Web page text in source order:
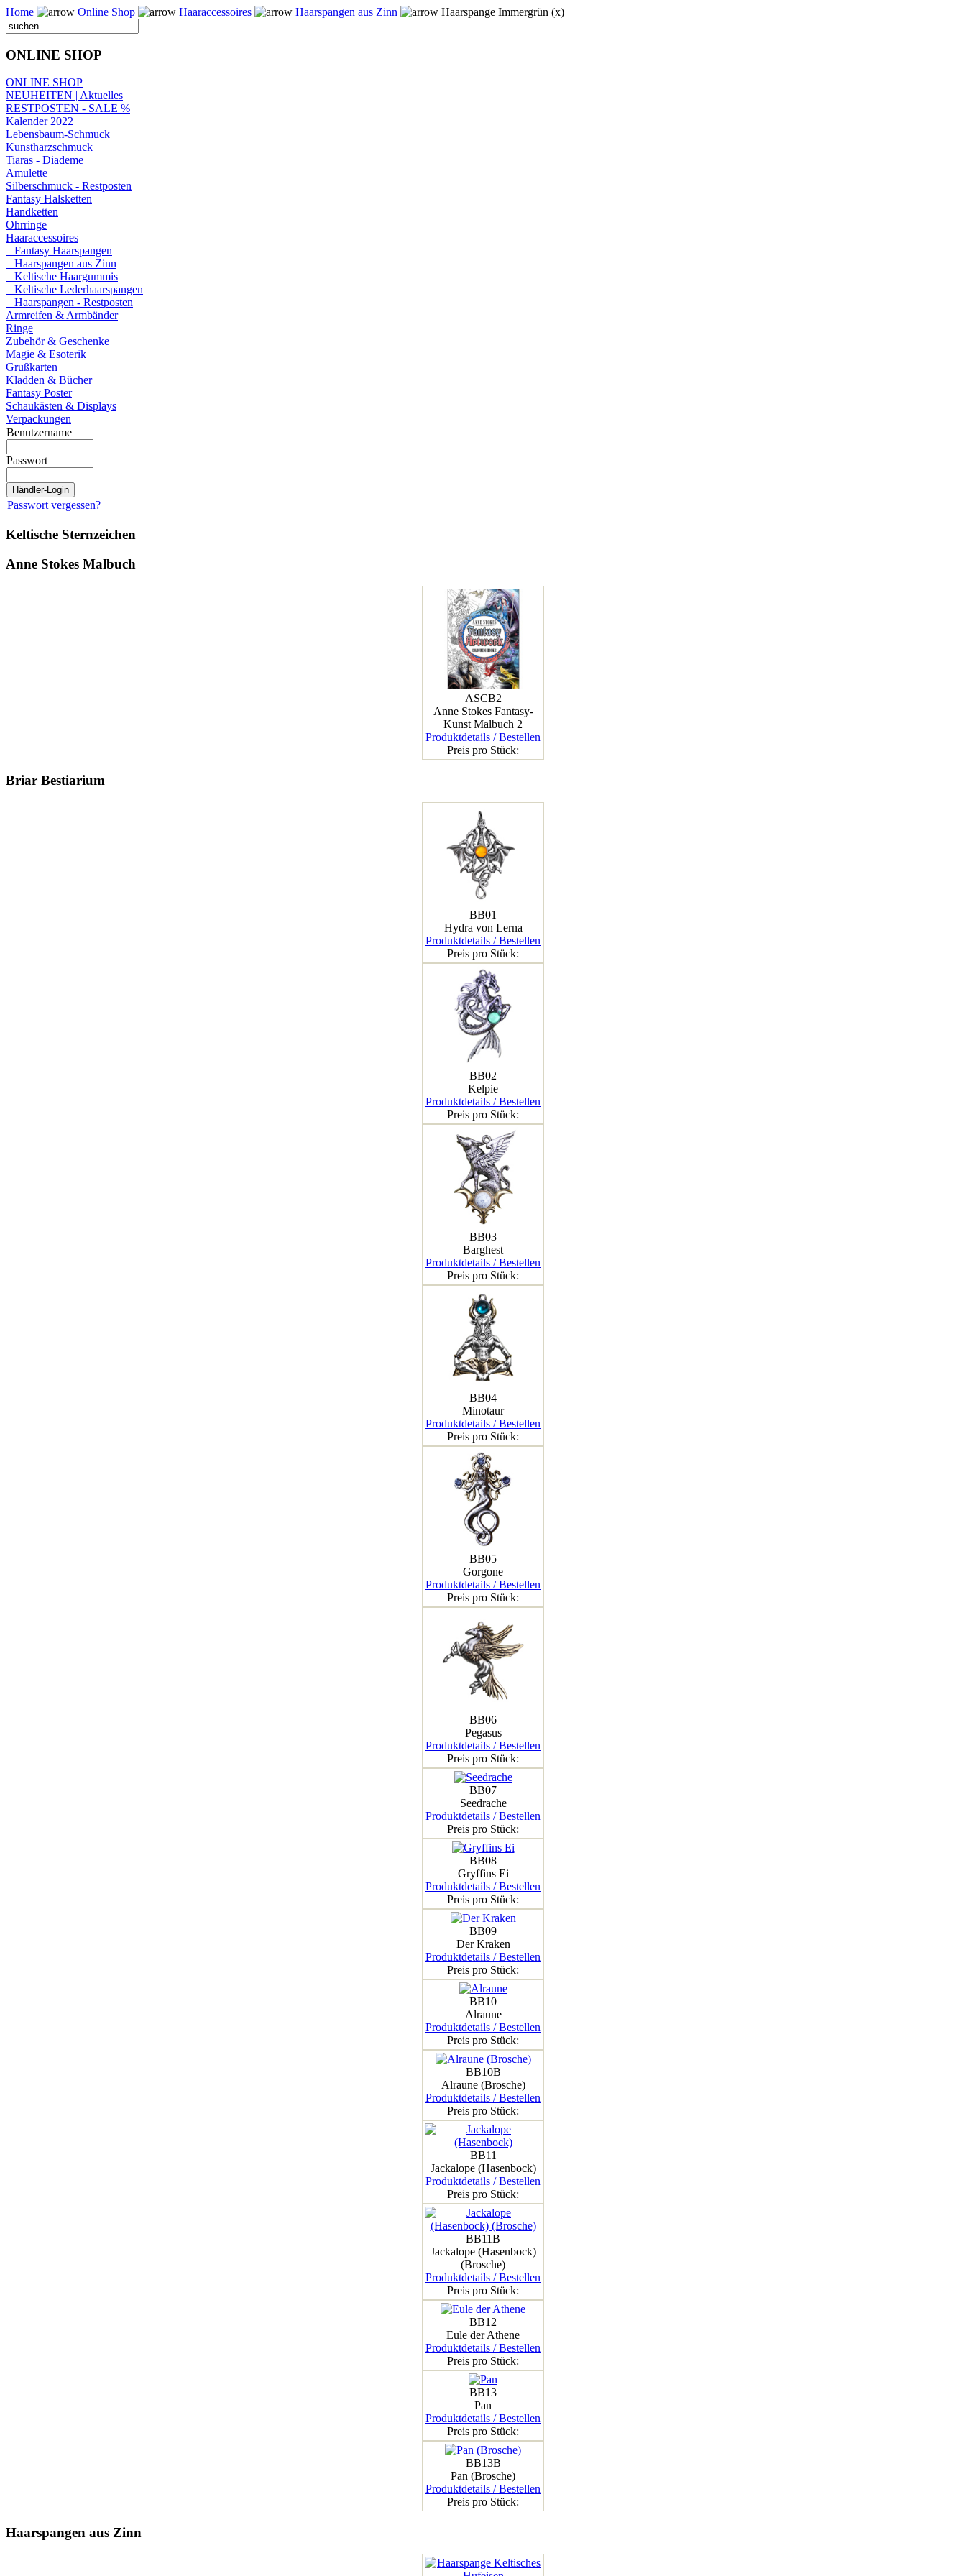
Home Online Shop Haaraccessoires Haarspangen aus Zinn Haarspange Immergrün (x)
ONLINE SHOP
ONLINE SHOP
NEUHEITEN | Aktuelles
RESTPOSTEN - SALE %
Kalender 2022
Lebensbaum-Schmuck
Kunstharzschmuck
Tiaras - Diademe
Amulette
Silberschmuck - Restposten
Fantasy Halsketten
Handketten
Ohrringe
Haaraccessoires
Fantasy Haarspangen
Haarspangen aus Zinn
Keltische Haargummis
Keltische Lederhaarspangen
Haarspangen - Restposten
Armreifen & Armbänder
Ringe
Zubehör & Geschenke
Magie & Esoterik
Grußkarten
Kladden & Bücher
Fantasy Poster
Schaukästen & Displays
Verpackungen
Benutzername
Passwort
Passwort vergessen?
Keltische Sternzeichen
Anne Stokes Malbuch
ASCB2
Anne Stokes Fantasy-
Kunst Malbuch 2
Produktdetails / Bestellen
Preis pro Stück:
Briar Bestiarium
BB01
Hydra von Lerna
Produktdetails / Bestellen
Preis pro Stück:
BB02
Kelpie
Produktdetails / Bestellen
Preis pro Stück:
BB03
Barghest
Produktdetails / Bestellen
Preis pro Stück:
BB04
Minotaur
Produktdetails / Bestellen
Preis pro Stück:
BB05
Gorgone
Produktdetails / Bestellen
Preis pro Stück:
BB06
Pegasus
Produktdetails / Bestellen
Preis pro Stück:
BB07
Seedrache
Produktdetails / Bestellen
Preis pro Stück:
BB08
Gryffins Ei
Produktdetails / Bestellen
Preis pro Stück:
BB09
Der Kraken
Produktdetails / Bestellen
Preis pro Stück:
BB10
Alraune
Produktdetails / Bestellen
Preis pro Stück:
BB10B
Alraune (Brosche)
Produktdetails / Bestellen
Preis pro Stück:
BB11
Jackalope (Hasenbock)
Produktdetails / Bestellen
Preis pro Stück:
BB11B
Jackalope (Hasenbock)
(Brosche)
Produktdetails / Bestellen
Preis pro Stück:
BB12
Eule der Athene
Produktdetails / Bestellen
Preis pro Stück:
BB13
Pan
Produktdetails / Bestellen
Preis pro Stück:
BB13B
Pan (Brosche)
Produktdetails / Bestellen
Preis pro Stück:
Haarspangen aus Zinn